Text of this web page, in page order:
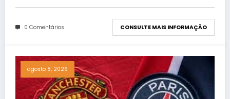
0 Comentários CONSULTE MAIS INFORMAÇÃO
agosto 8, 2026